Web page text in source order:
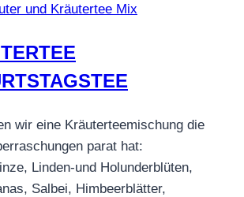
und Kräutertee Mix
wir eine Kräuterteemischung die
parat hat:
Linden-und Holunderblüten,
Salbei, Himbeerblätter,